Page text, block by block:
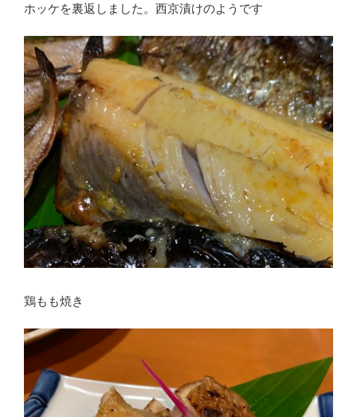
ホッケを裏返しました。西京漬けのようです
鶏もも焼き